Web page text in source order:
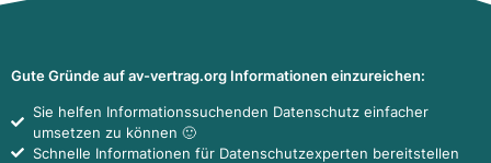
Gute Gründe auf av-vertrag.org Informationen einzureichen:
Sie helfen Informationssuchenden Datenschutz einfacher
umsetzen zu können 🙂
Schnelle Informationen für Datenschutzexperten bereitstellen